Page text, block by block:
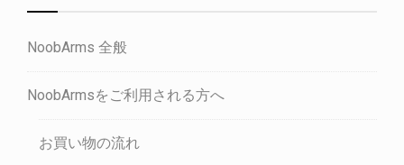
NoobArms 全般
NoobArmsをご利用される方へ
お買い物の流れ